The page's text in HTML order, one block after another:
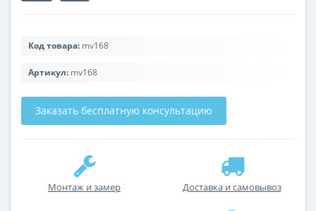
Код товара: mv168
Артикул: mv168
Заказать бесплатную консультацию
Монтаж и замер Доставка и самовывоз